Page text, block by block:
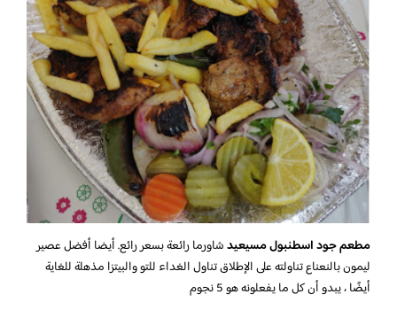
مطعم جود اسطنبول مسيعيدشاورما رائعة بسعر رائع. أيضا أفضل عصير
ليمون بالنعناع تناولته على الإطلاق تناول الغداء للتو والبيتزا مذهلة للغاية
أيضًا ، يبدو أن كل ما يفعلونه هو 5 نجوم